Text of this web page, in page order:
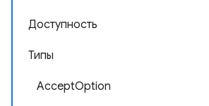
Доступность
Типы
AcceptOption